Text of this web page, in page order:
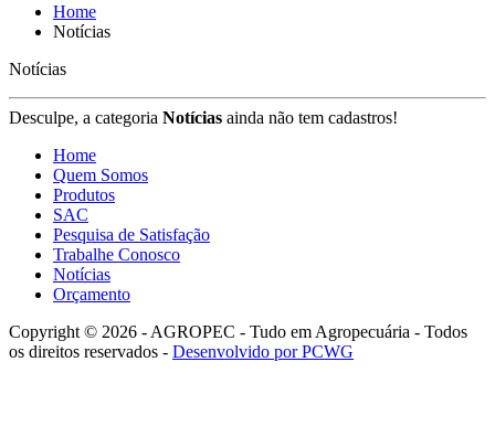
Home
Notícias
Notícias
Desculpe, a categoria Notícias ainda não tem cadastros!
Home
Quem Somos
Produtos
SAC
Pesquisa de Satisfação
Trabalhe Conosco
Notícias
Orçamento
Copyright © 2026 - AGROPEC - Tudo em Agropecuária - Todos
os direitos reservados - Desenvolvido por PCWG